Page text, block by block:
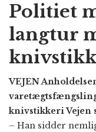
Politiet
langtur
VEJEN
knivstikkeri Vejen
– Han sidder